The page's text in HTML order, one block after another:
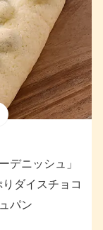
デニッシュ」
ダイスチョコ
パン